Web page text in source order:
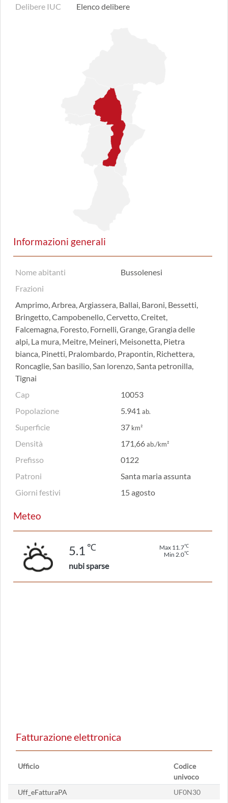
Delibere IUC
Elenco delibere
Informazioni generali
Nome abitanti
Bussolenesi
Frazioni
Amprimo, Arbrea, Argiassera, Ballai, Baroni, Bessetti,
Bringetto, Campobenello, Cervetto, Creitet,
Falcemagna, Foresto, Fornelli, Grange, Grangia delle
alpi, La mura, Meitre, Meineri, Meisonetta, Pietra
bianca, Pinetti, Pralombardo, Prapontin, Richettera,
Roncaglie, San basilio, San lorenzo, Santa petronilla,
Tignai
Cap
10053
Popolazione
5.941 ab.
Superficie 37 km²
Densità 171,66ab./km²
Prefisso
0122
Patroni
Santa maria assunta
Giorni festivi
15 agosto
Meteo
5.1 ℃ Max 11.7℃
Min 2.0℃
nubi sparse
Fatturazione elettronica
Ufficio
Codice
univoco
Uff_eFatturaPA
UF0N30